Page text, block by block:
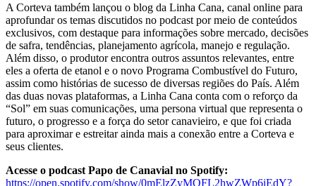
A Corteva também lançou o blog da Linha Cana, canal online para
aprofundar os temas discutidos no podcast por meio de conteúdos
exclusivos, com destaque para informações sobre mercado, decisões
de safra, tendências, planejamento agrícola, manejo e regulação.
Além disso, o produtor encontra outros assuntos relevantes, entre
eles a oferta de etanol e o novo Programa Combustível do Futuro,
assim como histórias de sucesso de diversas regiões do País. Além
das duas novas plataformas, a Linha Cana conta com o reforço da
“Sol” em suas comunicações, uma persona virtual que representa o
futuro, o progresso e a força do setor canavieiro, e que foi criada
para aproximar e estreitar ainda mais a conexão entre a Corteva e
seus clientes.
Acesse o podcast Papo de Canavial no Spotify:
https://open.spotify.com/show/0mElzZyMQFL2hwZWp6iEdY?